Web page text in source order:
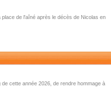
de l'aîné après le décès de Nicolas en
cette année 2026, de rendre hommage à